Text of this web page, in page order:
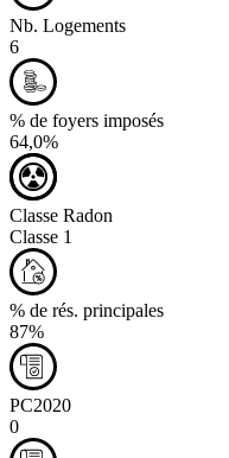
Nb. Logements
6
% de foyers imposés
64,0%
Classe Radon
Classe 1
% de rés. principales
87%
PC2020
0